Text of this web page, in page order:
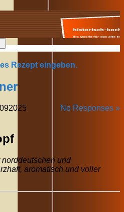
Rezept eingeben.
No Responses »
092025
und
aromatisch und voller